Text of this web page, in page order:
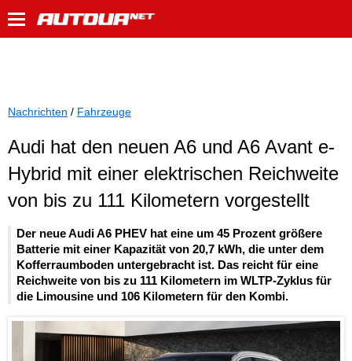
Nachrichten / Fahrzeuge
Audi hat den neuen A6 und A6 Avant e-
Hybrid mit einer elektrischen Reichweite
von bis zu 111 Kilometern vorgestellt
Der neue Audi A6 PHEV hat eine um 45 Prozent größere
Batterie mit einer Kapazität von 20,7 kWh, die unter dem
Kofferraumboden untergebracht ist. Das reicht für eine
Reichweite von bis zu 111 Kilometern im WLTP-Zyklus für
die Limousine und 106 Kilometern für den Kombi.